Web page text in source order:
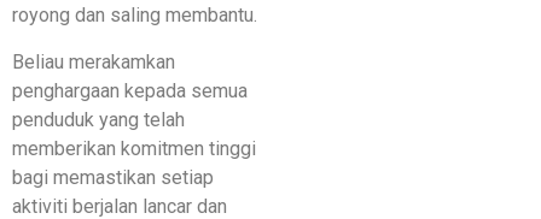
royong dan saling membantu.
Beliau merakamkan
penghargaan kepada semua
penduduk yang telah
memberikan komitmen tinggi
bagi memastikan setiap
aktiviti berjalan lancar dan